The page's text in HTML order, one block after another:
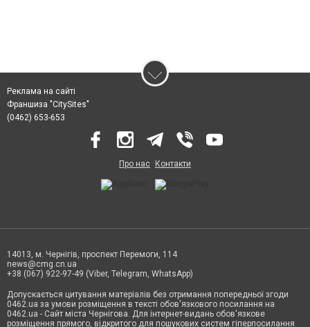
Реклама на сайті
Франшиза "CitySites"
(0462) 653-653
Про нас Контакти
14013, м. Чернігів, проспект Перемоги, 114
news@cmg.cn.ua
+38 (067) 922-97-49 (Viber, Telegram, WhatsApp)
Допускається цитування матеріалів без отримання попередньої згоди
0462.ua за умови розміщення в тексті обов'язкового посилання на
0462.ua - Сайт міста Чернігова. Для інтернет-видань обов'язкове
розміщення прямого, відкритого для пошукових систем гіперпосилання